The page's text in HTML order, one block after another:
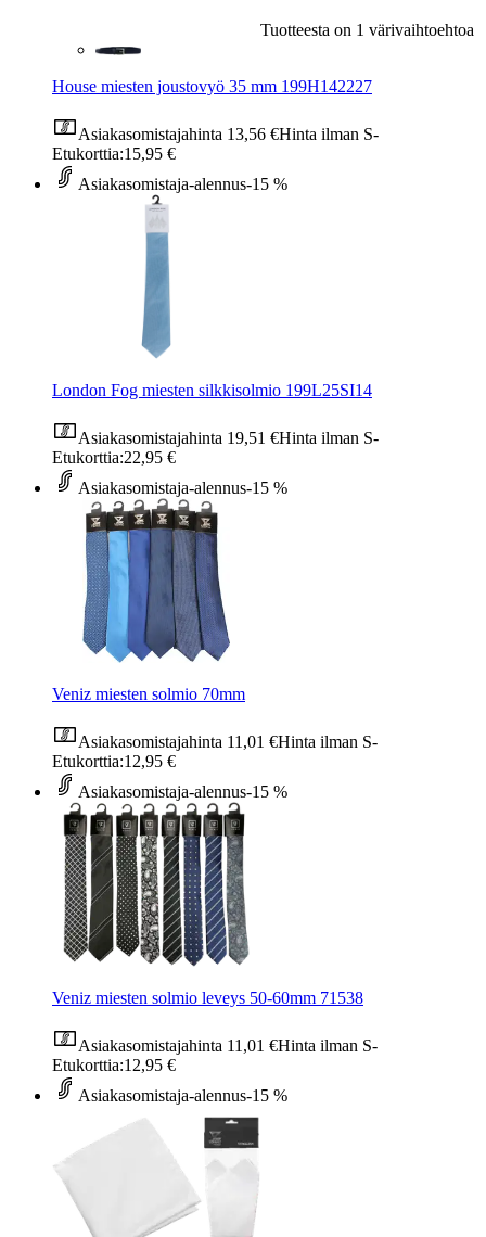
Tuotteesta on 1 värivaihtoehtoa
House miesten joustovyö 35 mm 199H142227
Asiakasomistajahinta 13,56 €Hinta ilman S-
Etukorttia:15,95 €
Asiakasomistaja-alennus-15 %
London Fog miesten silkkisolmio 199L25SI14
Asiakasomistajahinta 19,51 €Hinta ilman S-
Etukorttia:22,95 €
Asiakasomistaja-alennus-15 %
Veniz miesten solmio 70mm
Asiakasomistajahinta 11,01 €Hinta ilman S-
Etukorttia:12,95 €
Asiakasomistaja-alennus-15 %
Veniz miesten solmio leveys 50-60mm 71538
Asiakasomistajahinta 11,01 €Hinta ilman S-
Etukorttia:12,95 €
Asiakasomistaja-alennus-15 %